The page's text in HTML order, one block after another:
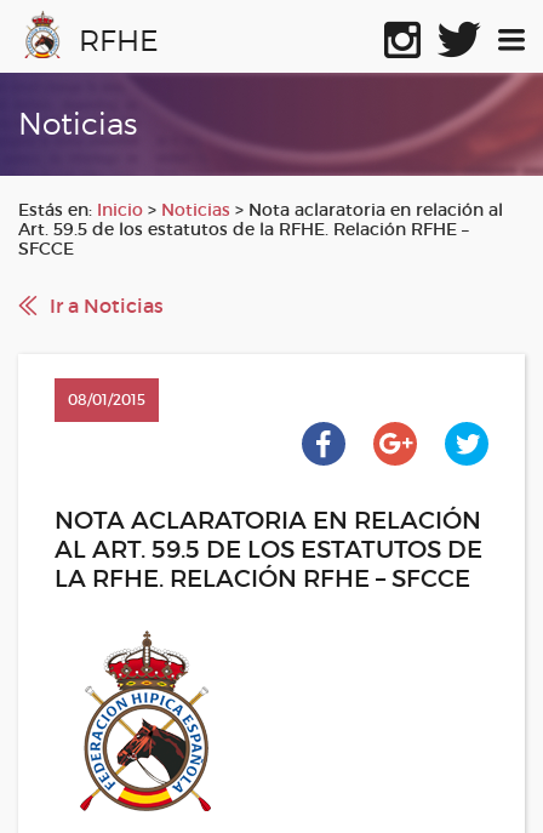
RFHE
Noticias
Estás en: Inicio > Noticias > Nota aclaratoria en relación al
Art. 59.5 de los estatutos de la RFHE. Relación RFHE –
SFCCE
Ir a Noticias
08/01/2015
NOTA ACLARATORIA EN RELACIÓN
AL ART. 59.5 DE LOS ESTATUTOS DE
LA RFHE. RELACIÓN RFHE – SFCCE